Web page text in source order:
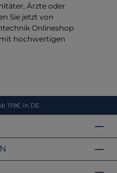
Ärzte oder
Sie jetzt von
Onlineshop
hochwertigen
119€ in DE